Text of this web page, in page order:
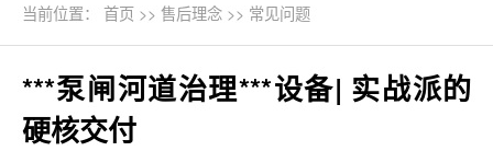
当前位置： 首页>> 售后理念>> 常见问题
***泵闸河道治理***设备| 实战派的
硬核交付